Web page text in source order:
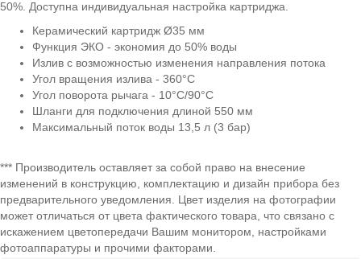
50%. Доступна индивидуальная настройка картриджа.
Керамический картридж Ø35 мм
Функция ЭКО - экономия до 50% воды
Излив с возможностью изменения направления потока
Угол вращения излива - 360°C
Угол поворота рычага - 10°C/90°C
Шланги для подключения длиной 550 мм
Максимальный поток воды 13,5 л (3 бар)
*** Производитель оставляет за собой право на внесение
изменений в конструкцию, комплектацию и дизайн прибора без
предварительного уведомления. Цвет изделия на фотографии
может отличаться от цвета фактического товара, что связано с
искажением цветопередачи Вашим монитором, настройками
фотоаппаратуры и прочими факторами.